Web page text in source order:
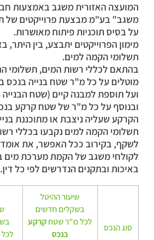
המועצה האזורית משגב באמצעות
משגב" בע"מ מבצעת פרוייקטים של
על בסיס תוכניות פיתוח מאושרות.
מימון הפרוייקטים יתבצע, בין היתר,
תשלומי הקמה למים.
בהתאם לכללי רשות המים, תשלומי
מוטלים על כל מ"ר שטח בנייה בנכס
ועל תוספת למבנה קיים (שטח
ובנוסף על כל מ"ר של שטח קרקע
הקרקע שעליה ניצבת או מתוכננת
תשלומי הקמה למים נקבעו בכללי
לשקף, בקירוב ככל האפשר, את
לקולחי משגב של הקמת מערכת מים
באיכות ובתקנים הנדרשים לפי כל דין.
סוג הנכס
שיעור ההיטל
בשקלים חדשים
לכל מ"ר שטחקרקע
בנכס